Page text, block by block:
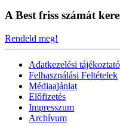
A Best friss számát
Rendeld meg!
Adatkezelési tájékoztató
Felhasználási Feltételek
Médiaajánlat
Előfizetés
Impresszum
Archívum